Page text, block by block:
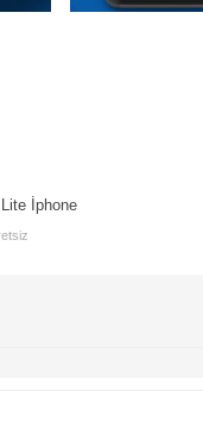
İphone